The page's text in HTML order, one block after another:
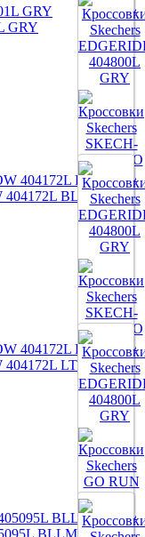
Все цвета
Все цвета
GRY
Все цвета
BLK
404172L LTGY
BLLM